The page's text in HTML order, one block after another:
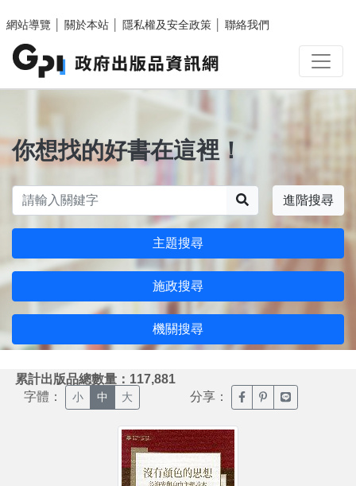
網站導覽
關於本站 隱私權及安全政策 聯絡我們
你想找的好書在這裡！
進階搜尋
主題搜尋
施政搜尋
機關搜尋
累計出版品總數量：117,881
字體： 小 中 大 分享： 臉書分享(另開新視窗)
噗浪分享(另開新
Line分享(另